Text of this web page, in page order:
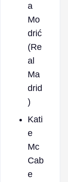
a
Mo
drić
(Re
al
Ma
drid
)
Kati
e
Mc
Cab
e